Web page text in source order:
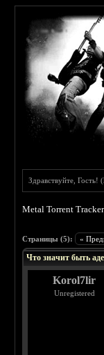
Здравствуйте, Гость! (
Metal Torrent
Страницы (5): «
Что значит быть
Korol7lir
Unregistered